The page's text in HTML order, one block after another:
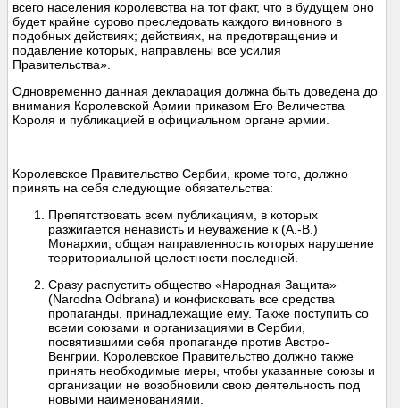
всего населения королевства на тот факт, что в будущем оно
будет крайне сурово преследовать каждого виновного в
подобных действиях; действиях, на предотвращение и
подавление которых, направлены все усилия
Правительства».
Одновременно данная декларация должна быть доведена до
внимания Королевской Армии приказом Его Величества
Короля и публикацией в официальном органе армии.
Королевское Правительство Сербии, кроме того, должно
принять на себя следующие обязательства:
Препятствовать всем публикациям, в которых
разжигается ненависть и неуважение к (А.-В.)
Монархии, общая направленность которых нарушение
территориальной целостности последней.
Сразу распустить общество «Народная Защита»
(Narodna Odbrana) и конфисковать все средства
пропаганды, принадлежащие ему. Также поступить со
всеми союзами и организациями в Сербии,
посвятившими себя пропаганде против Австро-
Венгрии. Королевское Правительство должно также
принять необходимые меры, чтобы указанные союзы и
организации не возобновили свою деятельность под
новыми наименованиями.